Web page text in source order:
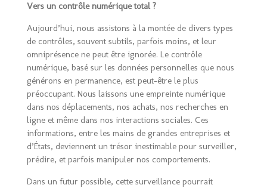
Vers un contrôle numérique total ?
Aujourd’hui, nous assistons à la montée de divers types
de contrôles, souvent subtils, parfois moins, et leur
omniprésence ne peut être ignorée. Le contrôle
numérique, basé sur les données personnelles que nous
générons en permanence, est peut-être le plus
préoccupant. Nous laissons une empreinte numérique
dans nos déplacements, nos achats, nos recherches en
ligne et même dans nos interactions sociales. Ces
informations, entre les mains de grandes entreprises et
d’États, deviennent un trésor inestimable pour surveiller,
prédire, et parfois manipuler nos comportements.
Dans un futur possible, cette surveillance pourrait